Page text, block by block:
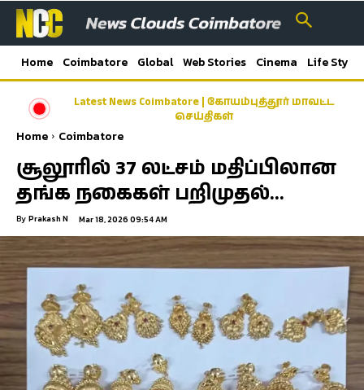
Home Coimbatore Global Web Stories Cinema Life Style
Latest News Coimbatore | கோயம்புத்தூர் மாவட்ட
செய்திகள்
Home Coimbatore
சூலூரில் 37 லட்சம் மதிப்பிலான
தங்க நகைகள் பறிமுதல்…
By Prakash N Mar 18, 2026 09:54 AM